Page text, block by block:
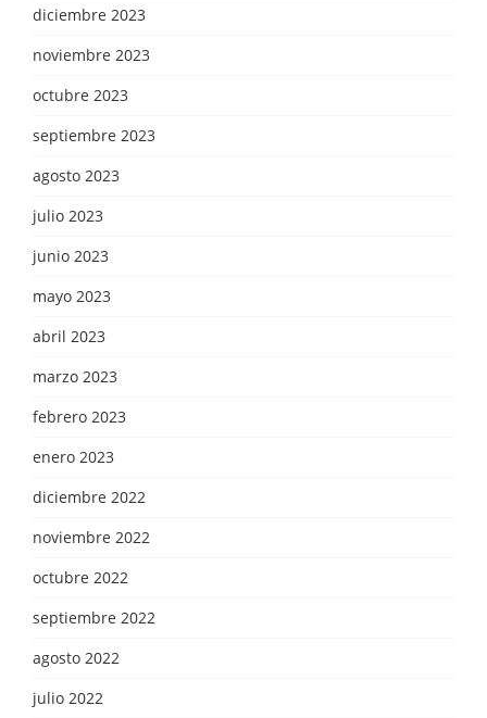
diciembre 2023
noviembre 2023
octubre 2023
septiembre 2023
agosto 2023
julio 2023
junio 2023
mayo 2023
abril 2023
marzo 2023
febrero 2023
enero 2023
diciembre 2022
noviembre 2022
octubre 2022
septiembre 2022
agosto 2022
julio 2022